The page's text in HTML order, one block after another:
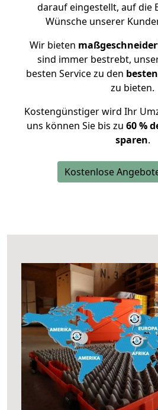
darauf eingestellt, auf die
Wünsche unserer
Wir bieten
sind immer bestrebt,
besten Service zu den
zu bieten.
Kostengünstiger wird Ihr
uns können Sie bis zu 60 %
sparen.
Kostenlose